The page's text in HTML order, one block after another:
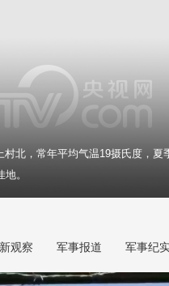
北，常年平均气温19摄氏度，夏
。
观察 军事报道 军事纪